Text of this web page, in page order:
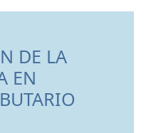
DE LA
EN